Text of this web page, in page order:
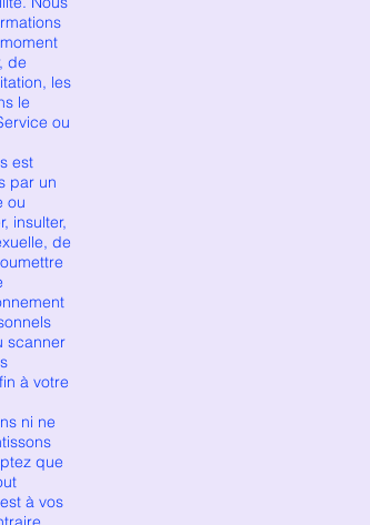
de
les
le
ou
est
par un
ou
insulter,
de
scanner
à votre
ni ne
que
à vos